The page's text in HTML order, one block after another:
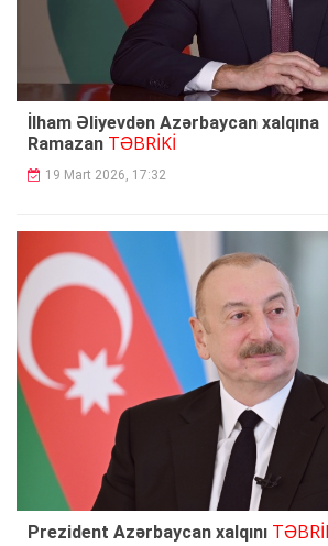
İlham Əliyevdən Azərbaycan xalqına
Ramazan TƏBRİKİ
19 Mart 2026, 17:32
Prezident Azərbaycan xalqını